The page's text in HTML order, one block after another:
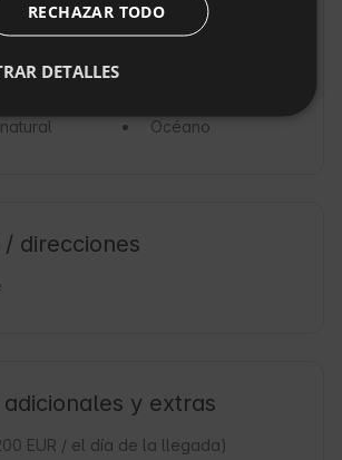
Campo
Lago
Océano
/ direcciones
adicionales y extras
EUR / el día de la llegada)
RECHAZAR TODO
DETALLES